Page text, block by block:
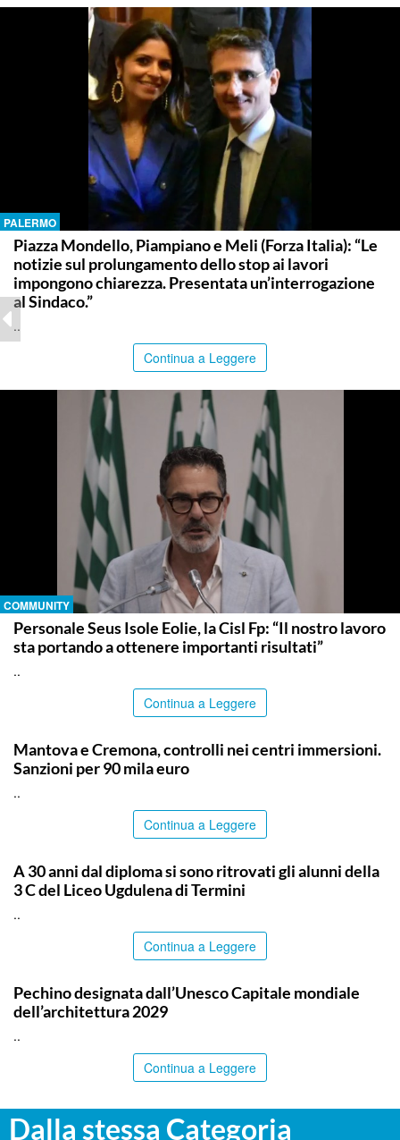
PALERMO
Piazza Mondello, Piampiano e Meli (Forza Italia): “Le
notizie sul prolungamento dello stop ai lavori
impongono chiarezza. Presentata un’interrogazione
al Sindaco.”
..
Continua a Leggere
COMMUNITY
Personale Seus Isole Eolie, la Cisl Fp: “Il nostro lavoro
sta portando a ottenere importanti risultati”
..
Continua a Leggere
Mantova e Cremona, controlli nei centri immersioni.
Sanzioni per 90 mila euro
..
Continua a Leggere
A 30 anni dal diploma si sono ritrovati gli alunni della
3 C del Liceo Ugdulena di Termini
..
Continua a Leggere
Pechino designata dall’Unesco Capitale mondiale
dell’architettura 2029
..
Continua a Leggere
Dalla stessa Categoria